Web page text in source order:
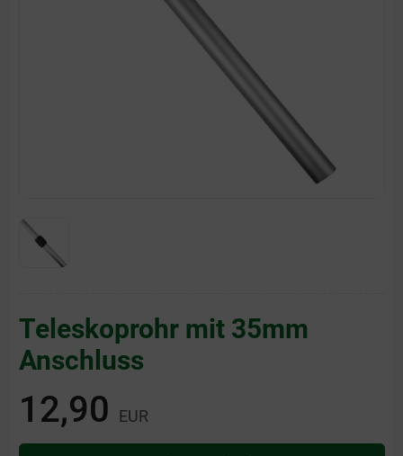
Teleskoprohr mit 35mm
Anschluss
12,90 EUR